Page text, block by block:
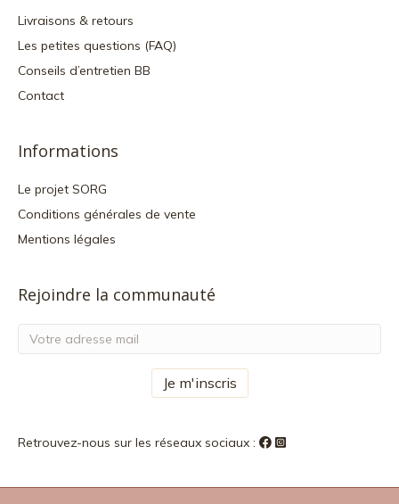
Livraisons & retours
Les petites questions (FAQ)
Conseils d’entretien BB
Contact
Informations
Le projet SORG
Conditions générales de vente
Mentions légales
Rejoindre la communauté
Retrouvez-nous sur les réseaux sociaux :